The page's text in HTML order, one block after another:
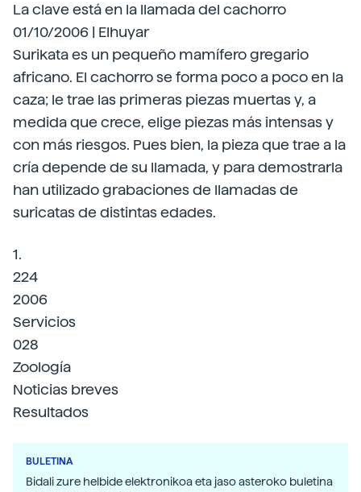
La clave está en la llamada del cachorro
01/10/2006 | Elhuyar
Surikata es un pequeño mamífero gregario
africano. El cachorro se forma poco a poco en la
caza; le trae las primeras piezas muertas y, a
medida que crece, elige piezas más intensas y
con más riesgos. Pues bien, la pieza que trae a la
cría depende de su llamada, y para demostrarla
han utilizado grabaciones de llamadas de
suricatas de distintas edades.
1.
224
2006
Servicios
028
Zoología
Noticias breves
Resultados
BULETINA
Bidali zure helbide elektronikoa eta jaso asteroko buletina